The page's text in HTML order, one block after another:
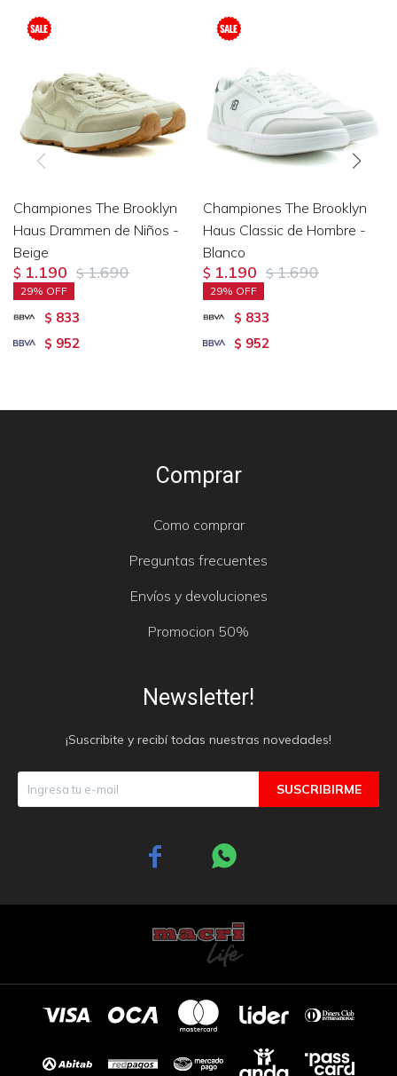
Championes The Brooklyn
Haus Drammen de Niños -
Beige
$ 1.190 $ 1.690
29
$ 833
$ 952
Championes The Brooklyn
Haus Classic de Hombre -
Blanco
$ 1.190 $ 1.690
29
$ 833
$ 952
Comprar
Como comprar
Preguntas frecuentes
Envíos y devoluciones
Promocion 50%
Newsletter!
¡Suscribite y recibí todas nuestras novedades!
SUSCRIBIRME
 